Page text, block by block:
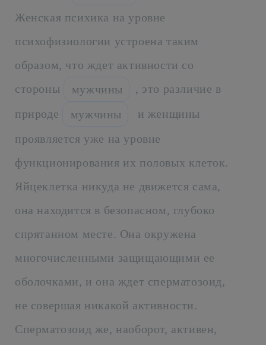
Женская психика на уровне
психофизиологии устроена таким
образом, что ждет активности со
стороны
мужчины
, это различие в
природе
мужчины
и женщины
проявляется уже на уровне
функционирования их половых клеток.
Яйцеклетка никуда не движется сама,
она находится в безопасном, глубоко
спрятанном месте. Она окружена
многочисленными защищающими ее
оболочками, и она ждет сперматозоид,
не совершая никакой активности.
Сперматозоид же, наоборот, активен,